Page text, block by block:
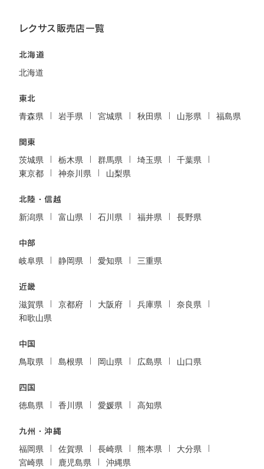
レクサス販売店一覧
北海道
北海道
東北
青森県 岩手県 宮城県 秋田県 山形県 福島県
関東
茨城県 栃木県 群馬県 埼玉県
千葉県
東京都
神奈川県 山梨県
北陸・信越
新潟県 富山県 石川県 福井県 長野県
中部
岐阜県 静岡県 愛知県 三重県
近畿
滋賀県 京都府 大阪府 兵庫県
奈良県
和歌山県
中国
鳥取県 島根県 岡山県 広島県 山口県
四国
徳島県 香川県 愛媛県 高知県
九州・沖縄
福岡県 佐賀県 長崎県 熊本県
大分県
宮崎県
鹿児島県 沖縄県